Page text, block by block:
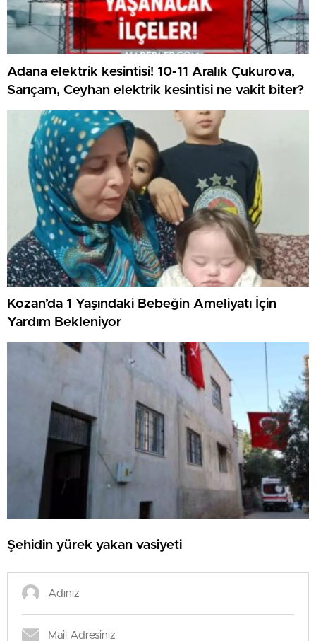
Adana elektrik kesintisi! 10-11 Aralık Çukurova,
Sarıçam, Ceyhan elektrik kesintisi ne vakit biter?
Kozan’da 1 Yaşındaki Bebeğin Ameliyatı İçin
Yardım Bekleniyor
Şehidin yürek yakan vasiyeti